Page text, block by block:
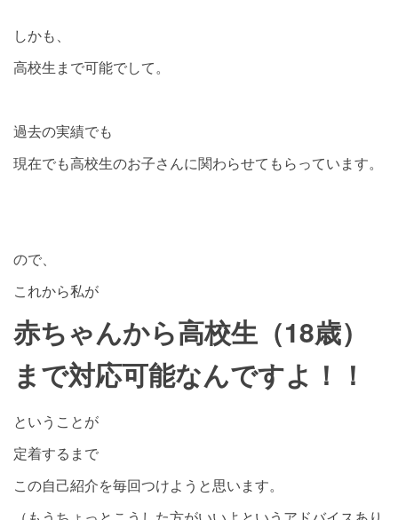
しかも、
高校生まで可能でして。
過去の実績でも
現在でも高校生のお子さんに関わらせてもらっています。
ので、
これから私が
赤ちゃんから高校生（18歳）
まで対応可能なんですよ！！
ということが
定着するまで
この自己紹介を毎回つけようと思います。